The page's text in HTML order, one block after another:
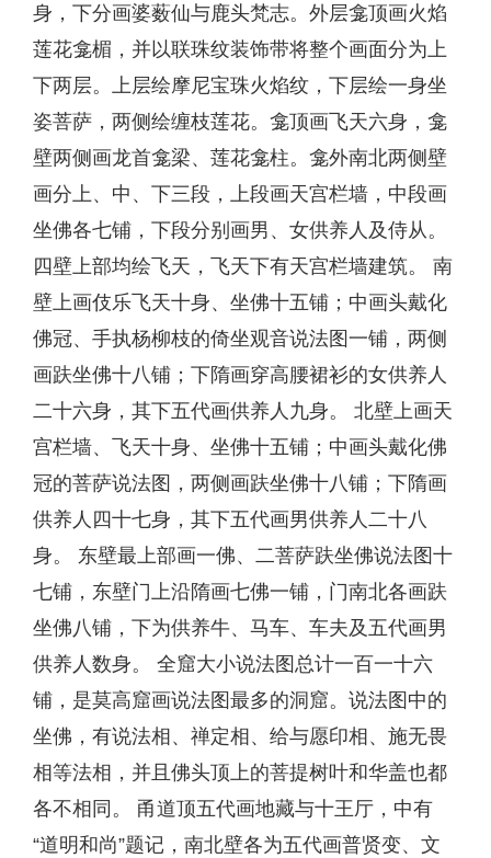
身，下分画婆薮仙与鹿头梵志。外层龛顶画火焰
莲花龛楣，并以联珠纹装饰带将整个画面分为上
下两层。上层绘摩尼宝珠火焰纹，下层绘一身坐
姿菩萨，两侧绘缠枝莲花。龛顶画飞天六身，龛
壁两侧画龙首龛梁、莲花龛柱。龛外南北两侧壁
画分上、中、下三段，上段画天宫栏墙，中段画
坐佛各七铺，下段分别画男、女供养人及侍从。
四壁上部均绘飞天，飞天下有天宫栏墙建筑。 南
壁上画伎乐飞天十身、坐佛十五铺；中画头戴化
佛冠、手执杨柳枝的倚坐观音说法图一铺，两侧
画趺坐佛十八铺；下隋画穿高腰裙衫的女供养人
二十六身，其下五代画供养人九身。 北壁上画天
宫栏墙、飞天十身、坐佛十五铺；中画头戴化佛
冠的菩萨说法图，两侧画趺坐佛十八铺；下隋画
供养人四十七身，其下五代画男供养人二十八
身。 东壁最上部画一佛、二菩萨趺坐佛说法图十
七铺，东壁门上沿隋画七佛一铺，门南北各画趺
坐佛八铺，下为供养牛、马车、车夫及五代画男
供养人数身。 全窟大小说法图总计一百一十六
铺，是莫高窟画说法图最多的洞窟。说法图中的
坐佛，有说法相、禅定相、给与愿印相、施无畏
相等法相，并且佛头顶上的菩提树叶和华盖也都
各不相同。 甬道顶五代画地藏与十王厅，中有
“道明和尚”题记，南北壁各为五代画普贤变、文